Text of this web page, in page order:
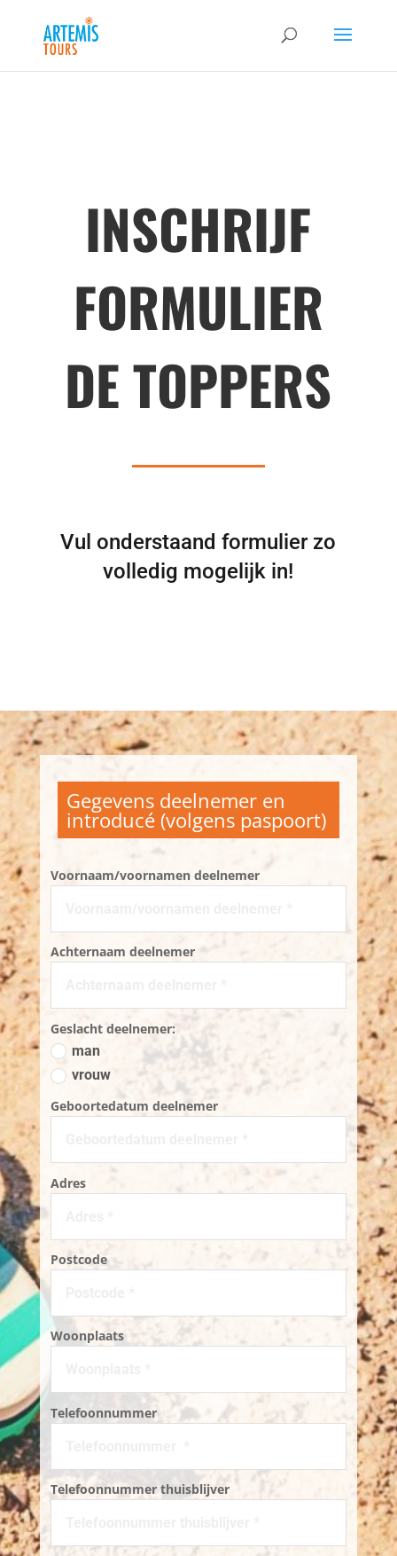
INSCHRIJF
FORMULIER
DE TOPPERS
Vul onderstaand formulier zo
volledig mogelijk in!
Gegevens deelnemer en
introducé (volgens paspoort)
Voornaam/voornamen deelnemer
Achternaam deelnemer
Geslacht deelnemer:
man
vrouw
Geboortedatum deelnemer
Adres
Postcode
Woonplaats
Telefoonnummer
Telefoonnummer thuisblijver